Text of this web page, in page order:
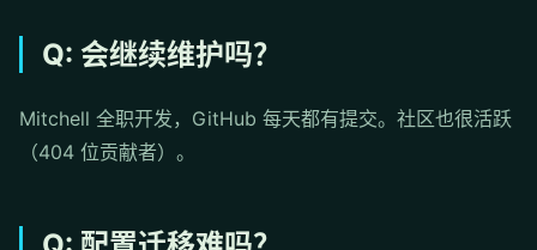
Q: 会继续维护吗？
Mitchell 全职开发，GitHub 每天都有提交。社区也很活跃
（404 位贡献者）。